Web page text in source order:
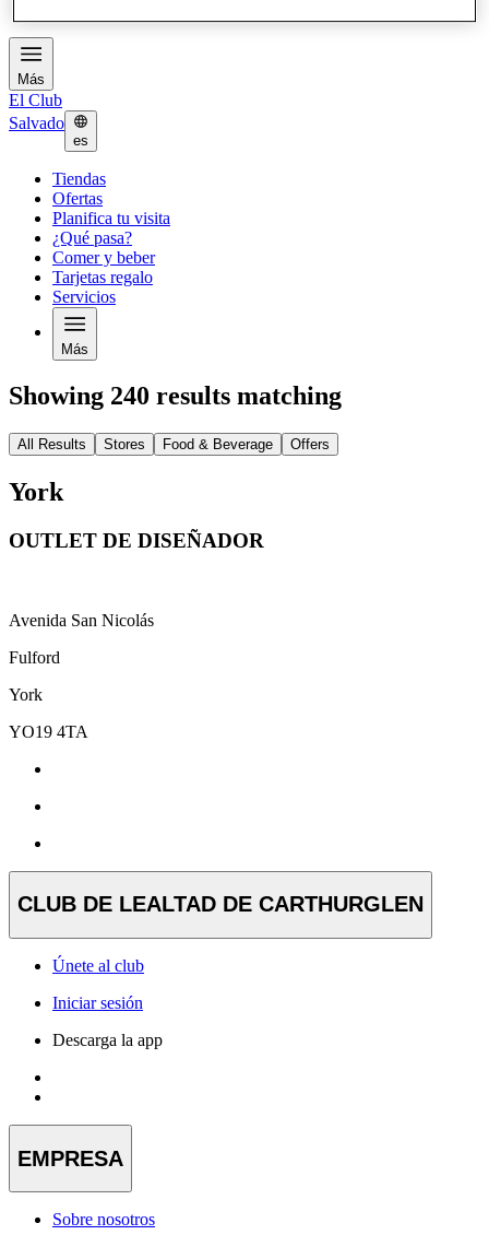
Más
El Club
Salvado
es
Tiendas
Ofertas
Planifica tu visita
¿Qué pasa?
Comer y beber
Tarjetas regalo
Servicios
Más
Showing 240 results matching
All Results Stores Food & Beverage Offers
York
OUTLET DE DISEÑADOR
Avenida San Nicolás
Fulford
York
YO19 4TA
CLUB DE LEALTAD DE CARTHURGLEN
Únete al club
Iniciar sesión
Descarga la app
EMPRESA
Sobre nosotros